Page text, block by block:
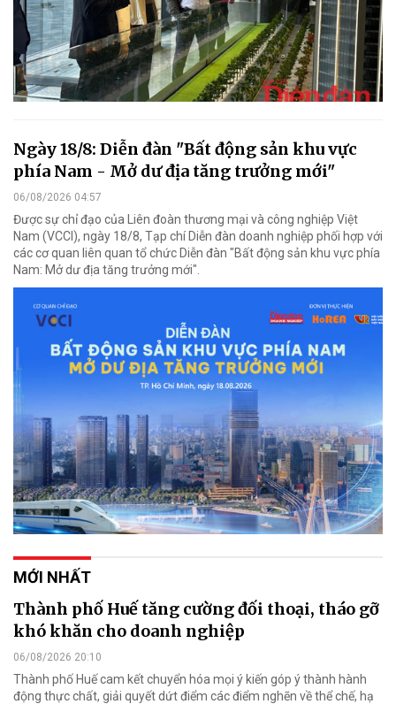
Ngày 18/8: Diễn đàn "Bất động sản khu vực
phía Nam - Mở dư địa tăng trưởng mới"
06/08/2026 04:57
Được sự chỉ đạo của Liên đoàn thương mại và công nghiệp Việt
Nam (VCCI), ngày 18/8, Tạp chí Diễn đàn doanh nghiệp phối hợp với
các cơ quan liên quan tổ chức Diễn đàn "Bất động sản khu vực phía
Nam: Mở dư địa tăng trưởng mới".
MỚI NHẤT
Thành phố Huế tăng cường đối thoại, tháo gỡ
khó khăn cho doanh nghiệp
06/08/2026 20:10
Thành phố Huế cam kết chuyển hóa mọi ý kiến góp ý thành hành
động thực chất, giải quyết dứt điểm các điểm nghẽn về thể chế, hạ